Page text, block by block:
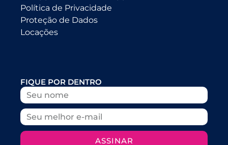
Política de Privacidade
Proteção de Dados
Locações
FIQUE POR DENTRO
ASSINAR